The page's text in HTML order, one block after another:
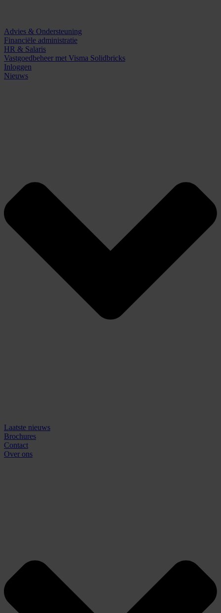
Advies & Ondersteuning
Financiële administratie
HR & Salaris
Vastgoedbeheer met Visma Solidbricks
Inloggen
Nieuws
Laatste nieuws
Brochures
Contact
Over ons